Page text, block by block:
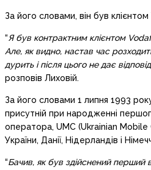
За його словами, він був
“Я був контрактним клієнтом
Але, як видно, настав час
дурить і після цього не дає
розповів Лиховій.
За його словами 1 липня 1993
присутній при народженні
оператора, UMC (Ukrainian
України, Данії, Нідерландів і
“Бачив, як був здійснений перший в